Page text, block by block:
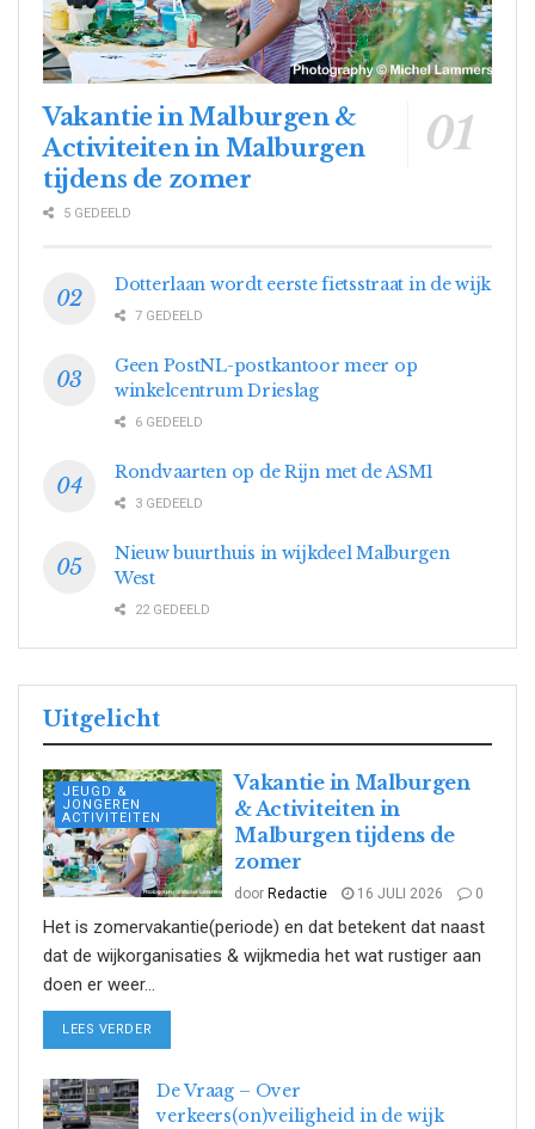
Vakantie in Malburgen &
Activiteiten in Malburgen
tijdens de zomer
5 GEDEELD
Dotterlaan wordt eerste fietsstraat in de wijk
7 GEDEELD
Geen PostNL-postkantoor meer op
winkelcentrum Drieslag
6 GEDEELD
Rondvaarten op de Rijn met de ASM1
3 GEDEELD
Nieuw buurthuis in wijkdeel Malburgen
West
22 GEDEELD
Uitgelicht
JEUGD &
JONGEREN
ACTIVITEITEN
Vakantie in Malburgen
& Activiteiten in
Malburgen tijdens de
zomer
door Redactie 16 JULI 2026 0
Het is zomervakantie(periode) en dat betekent dat naast
dat de wijkorganisaties & wijkmedia het wat rustiger aan
doen er weer...
LEES VERDER
De Vraag – Over
verkeers(on)veiligheid in de wijk